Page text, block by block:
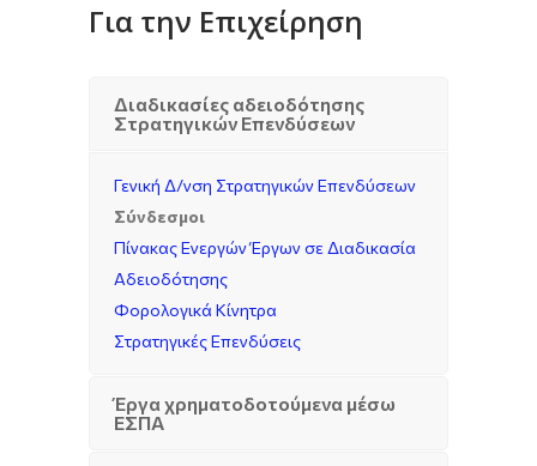
Για την Επιχείρηση
Διαδικασίες αδειοδότησης
Στρατηγικών Επενδύσεων
Γενική Δ/νση Στρατηγικών Επενδύσεων
Σύνδεσμοι
Πίνακας Ενεργών Έργων σε Διαδικασία
Αδειοδότησης
Φορολογικά Κίνητρα
Στρατηγικές Επενδύσεις
Έργα χρηματοδοτούμενα μέσω
ΕΣΠΑ